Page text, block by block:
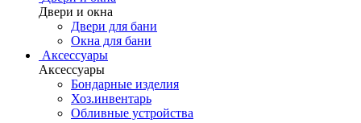
Двери и окна
Двери для бани
Окна для бани
Аксессуары
Аксессуары
Бондарные изделия
Хоз.инвентарь
Обливные устройства